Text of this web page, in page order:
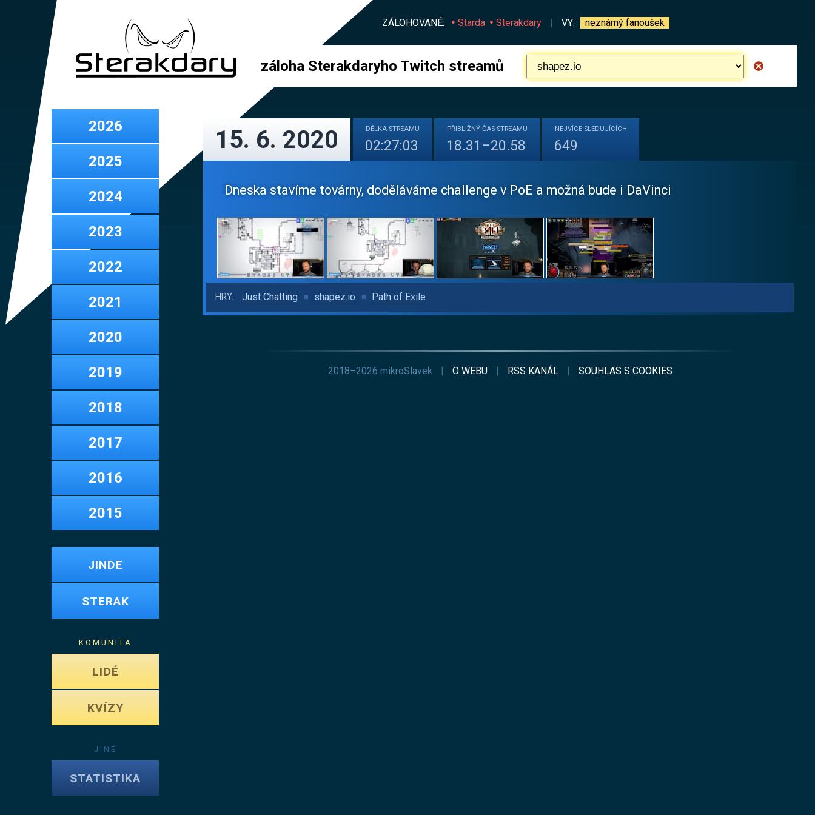
ZÁLOHOVANÉ: Starda Sterakdary | VY: neznámý fanoušek
záloha Sterakdaryho Twitch streamů
2026
2025
2024
2023
2022
2021
2020
2019
2018
2017
2016
2015
JINDE
STERAK
KOMUNITA
LIDÉ
KVÍZY
JINÉ
STATISTIKA
15. 6. 2020 DÉLKA STREAMU
02:27:03
PŘIBLIŽNÝ ČAS STREAMU
18.31–20.58
NEJVÍCE SLEDUJÍCÍCH
649
Dneska stavíme továrny, doděláváme challenge v PoE a možná bude i DaVinci
HRY: Just Chatting shapez.io Path of Exile
2018–2026 mikroSlavek | O WEBU | RSS KANÁL | SOUHLAS S COOKIES